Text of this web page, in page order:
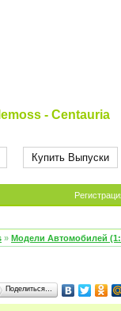
- Centauria
Купить Выпуски
» Модели Автомобилей
Поделиться…